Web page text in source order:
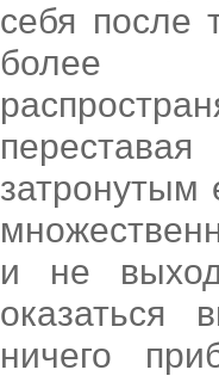
себя после
более
затронутым
и не
оказаться
ничего